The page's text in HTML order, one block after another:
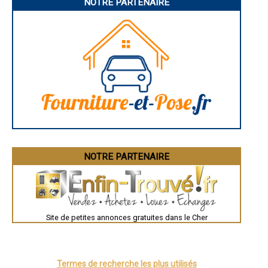
- Aménagement de combles, aménageur à Bengy-sur-Craon
- Aménagement de combles, aménageur à Sury-en-Vaux
- Aménagement de combles, aménageur à Genouilly
- Aménagement de combles, aménageur à Saint-Pierre-les-Étieux
- Aménagement de combles, aménageur à Vignoux-sous-les-Aix
- Aménagement de combles, aménageur à Marseilles-lès-Aubigny
- Aménagement de combles, aménageur à Lury-sur-Arnon
- Aménagement de combles, aménageur à Savigny-en-Septaine
- Aménagement de combles, aménageur à La Chapelle-d'Angillon
- Aménagement de combles, aménageur à Oizon
- Aménagement de combles, aménageur à Pigny
- Aménagement de combles, aménageur à Clémont
- Aménagement de combles, aménageur à Ourouer-les-Bourdelins
- Aménagement de combles, aménageur à Vallenay
- Aménagement de combles, aménageur à Sancergues
- Aménagement de combles, aménageur à Beffes
- Aménagement de combles, aménageur à Méry-ès-Bois
- Aménagement de combles, aménageur à Saint-Germain-des-Bois
NOTRE PARTENAIRE
NOTRE PARTENAIRE
Site de petites annonces gratuites dans le Cher
Termes de recherche les plus utilisés